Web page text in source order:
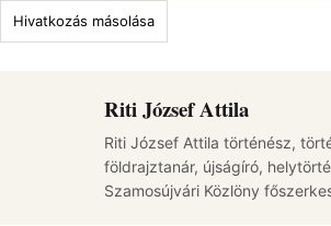
Hivatkozás másolása
Riti József Attila
Riti József Attila történész,
földrajztanár, újságíró,
Szamosújvári Közlöny